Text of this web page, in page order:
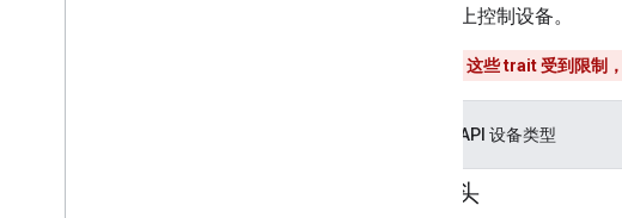
上控制设备。
这些 trait 受到限制
Home API 设备类型
摄像头